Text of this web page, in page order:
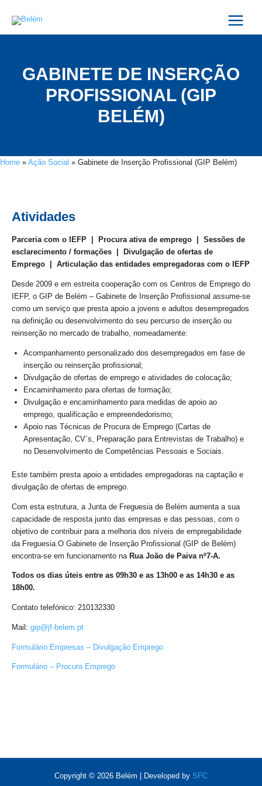
GABINETE DE INSERÇÃO
PROFISSIONAL (GIP
BELÉM)
Home » Ação Social » Gabinete de Inserção Profissional (GIP Belém)
Atividades
Parceria com o IEFP | Procura ativa de emprego | Sessões de
esclarecimento / formações | Divulgação de ofertas de
Emprego | Articulação das entidades empregadoras com o IEFP
Desde 2009 e em estreita cooperação com os Centros de Emprego do
IEFP, o GIP de Belém – Gabinete de Inserção Profissional assume-se
como um serviço que presta apoio a jovens e adultos desempregados
na definição ou desenvolvimento do seu percurso de inserção ou
reinserção no mercado de trabalho, nomeadamente:
Acompanhamento personalizado dos desempregados em fase de
inserção ou reinserção profissional;
Divulgação de ofertas de emprego e atividades de colocação;
Encaminhamento para ofertas de formação;
Divulgação e encaminhamento para medidas de apoio ao
emprego, qualificação e empreendedorismo;
Apoio nas Técnicas de Procura de Emprego (Cartas de
Apresentação, CV´s, Preparação para Entrevistas de Trabalho) e
no Desenvolvimento de Competências Pessoais e Sociais.
Este também presta apoio a entidades empregadoras na captação e
divulgação de ofertas de emprego.
Com esta estrutura, a Junta de Freguesia de Belém aumenta a sua
capacidade de resposta junto das empresas e das pessoas, com o
objetivo de contribuir para a melhoria dos níveis de empregabilidade
da Freguesia.O Gabinete de Inserção Profissional (GIP de Belém)
encontra-se em funcionamento na Rua João de Paiva nº7-A.
Todos os dias úteis entre as 09h30 e as 13h00 e as 14h30 e as
18h00.
Contato telefónico: 210132330
Mail: gip@jf-belem.pt
Formulário Empresas – Divulgação Emprego
Formulário – Procura Emprego
Copyright © 2026 Belém | Developed by SFC